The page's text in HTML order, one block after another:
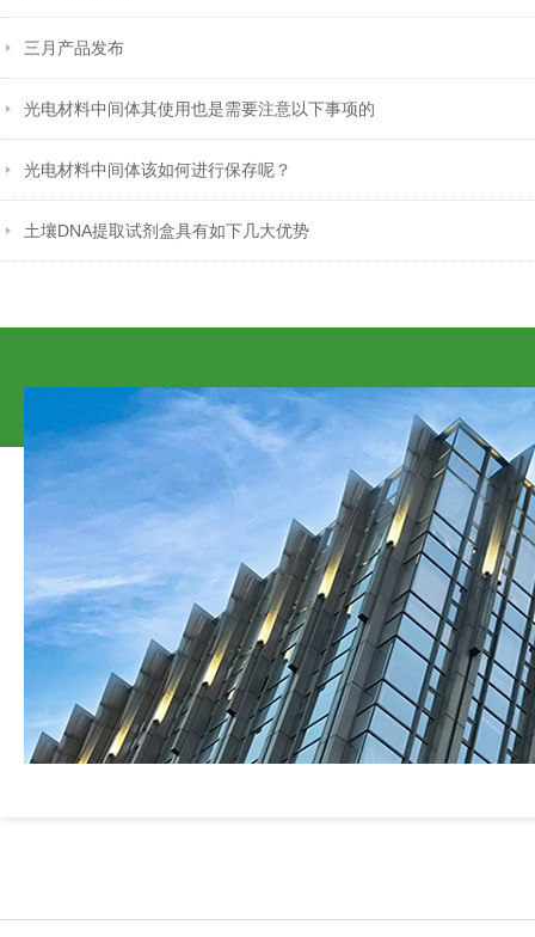
三月产品发布
光电材料中间体其使用也是需要注意以下事项的
光电材料中间体该如何进行保存呢？
土壤DNA提取试剂盒具有如下几大优势